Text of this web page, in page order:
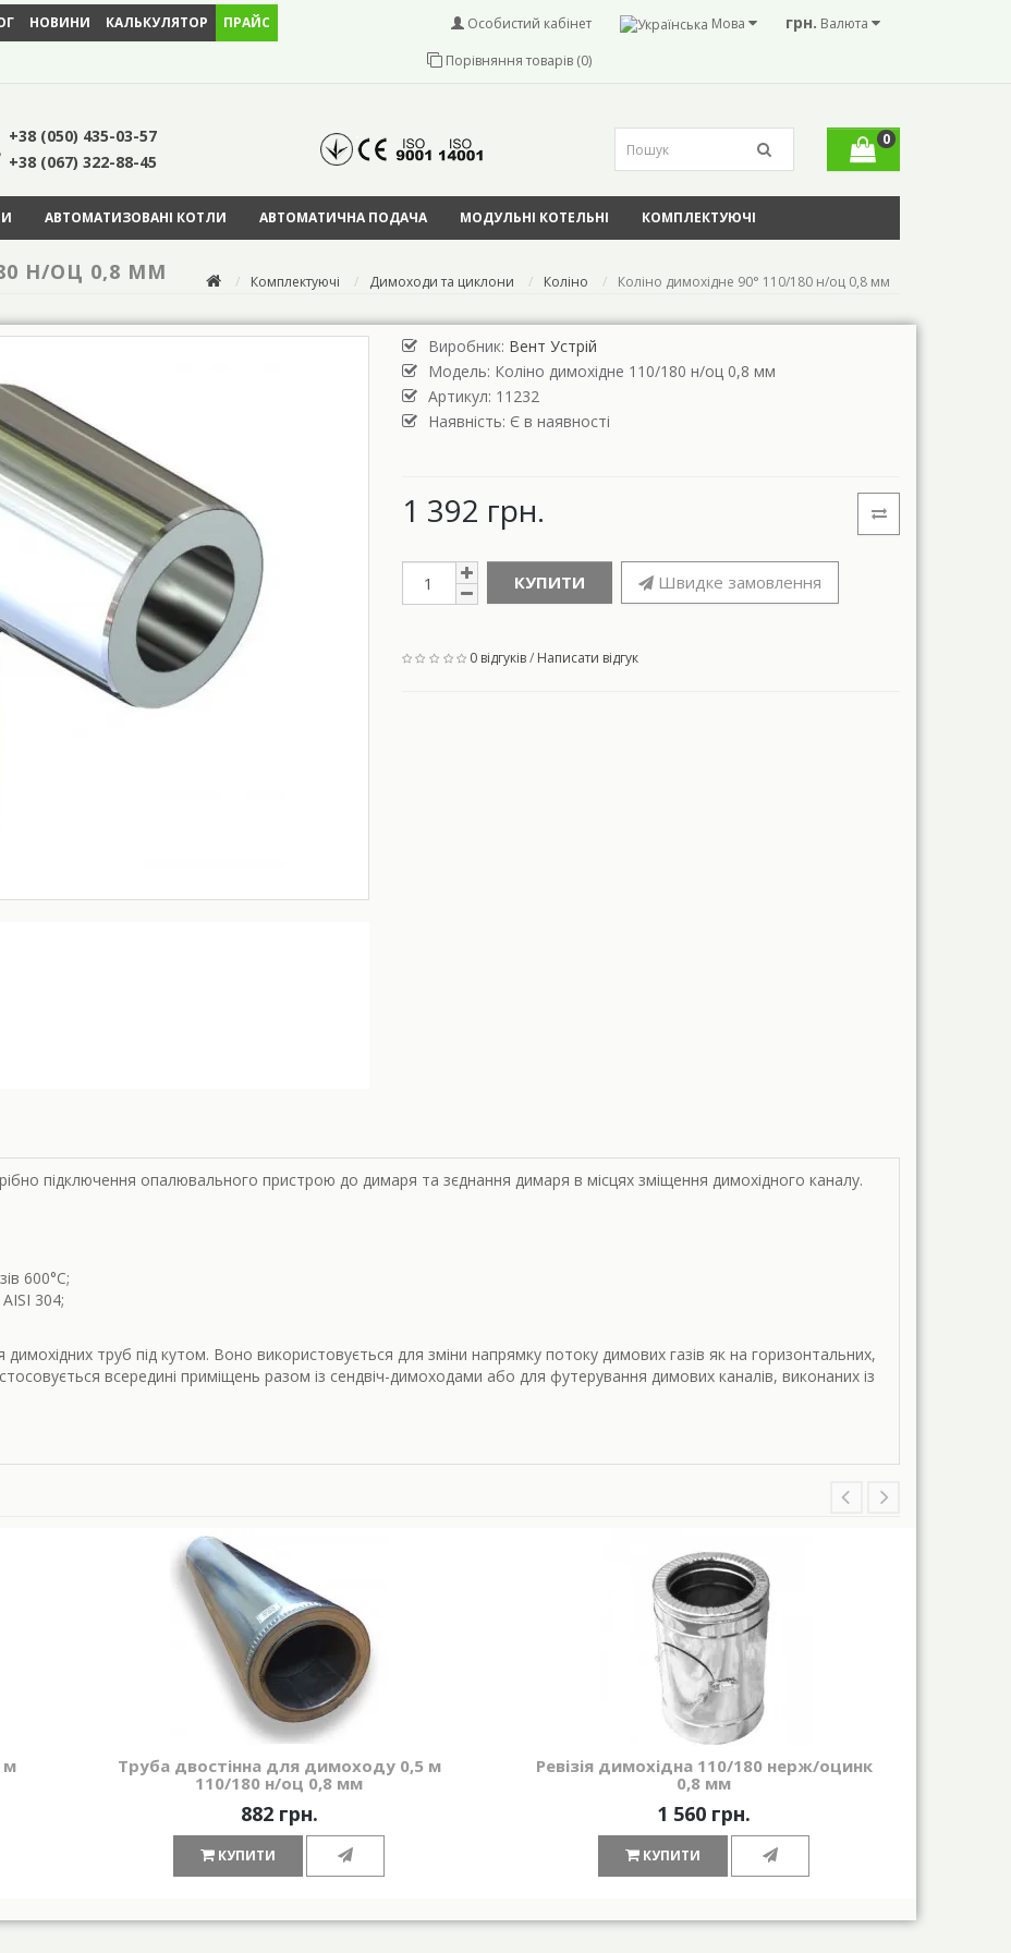
НОВИНИ КАЛЬКУЛЯТОР ПРАЙС грн. Валюта
Мова
Особистий кабінет
Порівняння товарів (0)
+38 (050) 435-03-57
+38 (067) 322-88-45
0
АВТОМАТИЗОВАНІ КОТЛИ АВТОМАТИЧНА ПОДАЧА МОДУЛЬНІ КОТЕЛЬНІ КОМПЛЕКТУЮЧІ
Комплектуючі Димоходи та циклони Коліно Коліно димохідне 90° 110/180 н/оц 0,8 мм
Н/ОЦ 0,8 ММ
Виробник: Вент Устрій
Модель: Коліно димохідне 110/180 н/оц 0,8 мм
Артикул: 11232
Наявність: Є в наявності
1 392 грн.
КУПИТИ Швидке замовлення
0 відгуків/ Написати відгук
підключення опалювального пристрою до димаря та зєднання димаря в місцях зміщення димохідного каналу.
600°С;
304;
труб під кутом. Воно використовується для зміни напрямку потоку димових газів як на горизонтальних,
всередині приміщень разом із сендвіч-димоходами або для футерування димових каналів, виконаних із
м
Труба двостінна для димоходу 0,5 м
110/180 н/оц 0,8 мм
882 грн.
КУПИТИ
Ревізія димохідна 110/180 нерж/оцинк
0,8 мм
1 560 грн.
КУПИТИ